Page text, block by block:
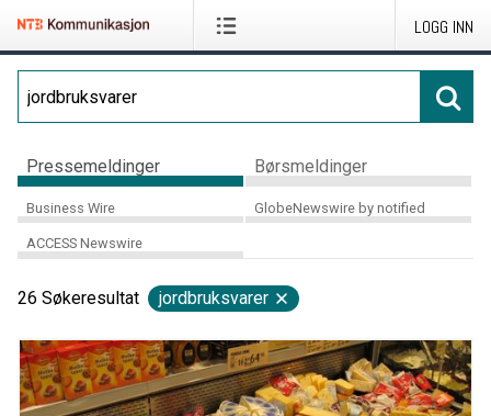
LOGG INN
Pressemeldinger Børsmeldinger
Business Wire GlobeNewswire by notified
ACCESS Newswire
26 Søkeresultat jordbruksvarer